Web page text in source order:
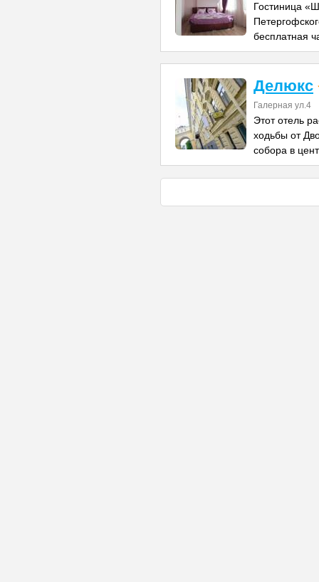
Гостиница
бесплатная
Делюкс
Галерная ул.4
Этот отель
ходьбы от
собора в